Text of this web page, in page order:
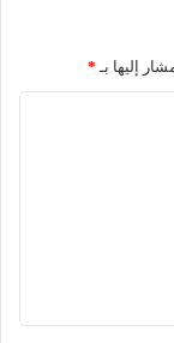
إليها بـ *